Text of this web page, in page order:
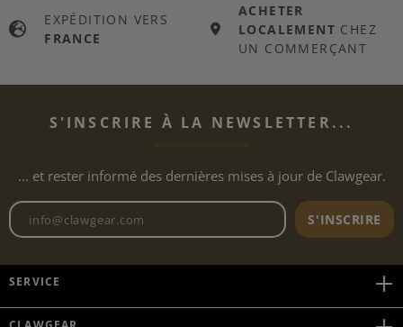
EXPÉDITION VERS
FRANCE
ACHETER
LOCALEMENT CHEZ
UN COMMERÇANT
S'INSCRIRE À LA NEWSLETTER...
... et rester informé des dernières mises à jour de Clawgear.
Adresse e-mail de laS'INSCRIRE
SERVICE